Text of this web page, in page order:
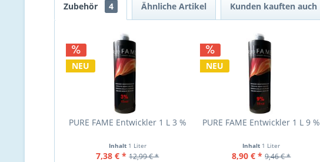
Zubehör 4 Ähnliche Artikel Kunden kauften auch
NEU
PURE FAME Entwickler 1 L 3 %
Inhalt 1 Liter
7,38 € * 12,99 € *
NEU
PURE FAME Entwickler 1 L 9 %
Inhalt 1 Liter
8,90 € * 9,46 € *